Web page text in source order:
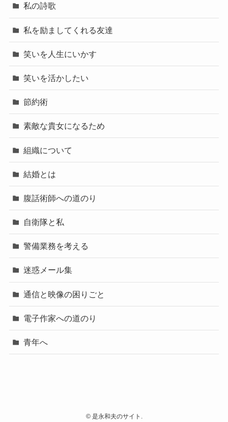
私の詩歌
私を励ましてくれる友達
笑いを人生にいかす
笑いを活かしたい
節約術
素敵な貴女になるため
組織について
結婚とは
腹話術師への道のり
自衛隊と私
警備業務を考える
迷惑メール集
通信と映像の困りごと
電子作家への道のり
青年へ
©是永和夫のサイト.